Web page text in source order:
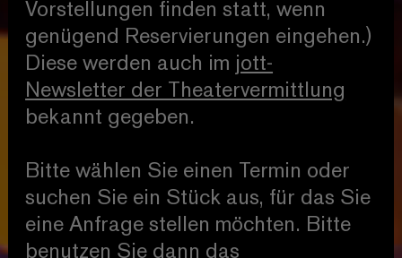
Vorstellungen finden statt, wenn
genügend Reservierungen eingehen.)
Diese werden auch im jott-
Newsletter der Theatervermittlung
bekannt gegeben.
Bitte wählen Sie einen Termin oder
suchen Sie ein Stück aus, für das Sie
eine Anfrage stellen möchten. Bitte
benutzen Sie dann das